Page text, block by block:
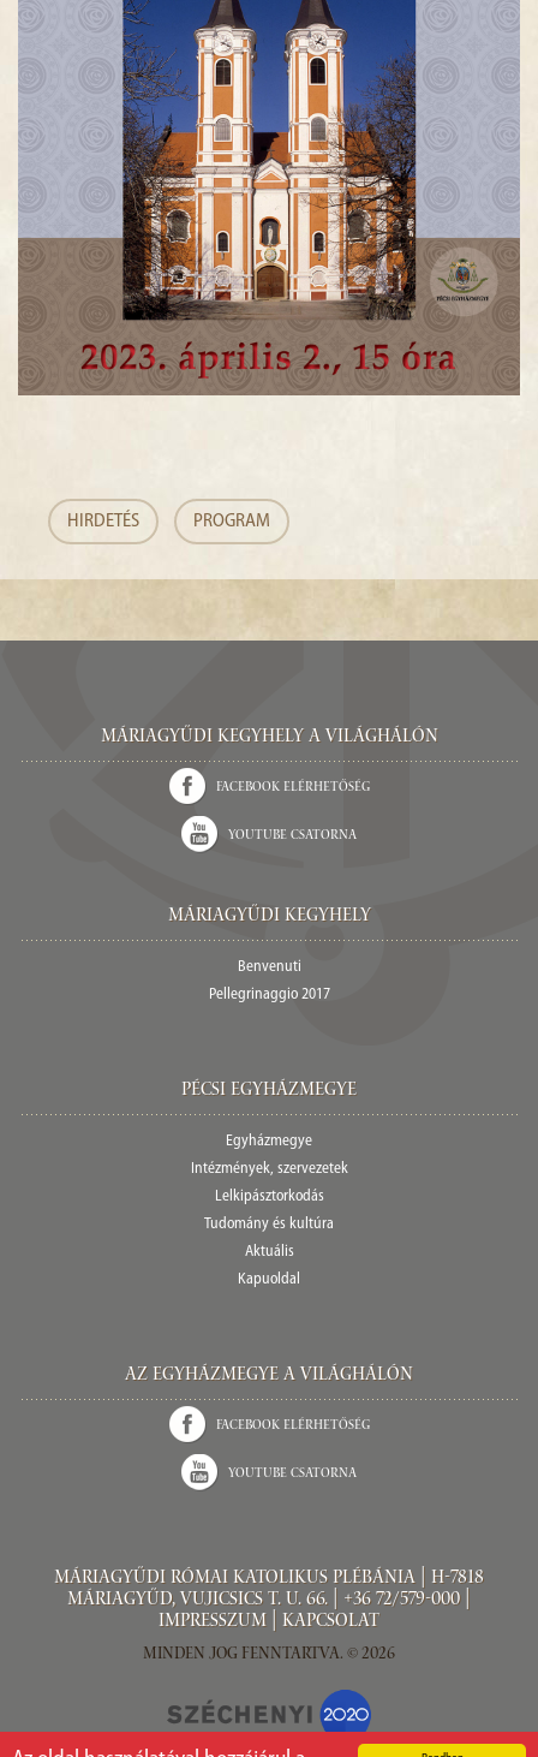
HIRDETÉS PROGRAM
Máriagyűdi Kegyhely a világhálón
Facebook elérhetőség
Youtube csatorna
Máriagyűdi Kegyhely
Benvenuti
Pellegrinaggio 2017
Pécsi egyházmegye
Egyházmegye
Intézmények, szervezetek
Lelkipásztorkodás
Tudomány és kultúra
Aktuális
Kapuoldal
Az Egyházmegye a világhálón
Facebook elérhetőség
Youtube csatorna
Máriagyűdi Római Katolikus Plébánia | H-7818
Máriagyűd, Vujicsics T. u. 66. | +36 72/579-000 |
Impresszum
Kapcsolat
Minden jog fenntartva. © 2026